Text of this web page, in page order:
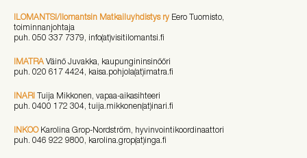
ILOMANTSI/Ilomantsin Matkailuyhdistys ry Eero Tuomisto,
toiminnanjohtaja
puh. 050 337 7379, info(at)visitilomantsi.fi
IMATRA Väinö Juvakka, kaupungininsinööri
puh. 020 617 4424, kaisa.pohjola(at)imatra.fi
INARI Tuija Mikkonen, vapaa-aikasihteeri
puh. 0400 172 304, tuija.mikkonen(at)inari.fi
INKOOKarolina Grop-Nordström, hyvinvointikoordinaattori
puh. 046 922 9800, karolina.grop(at)inga.fi